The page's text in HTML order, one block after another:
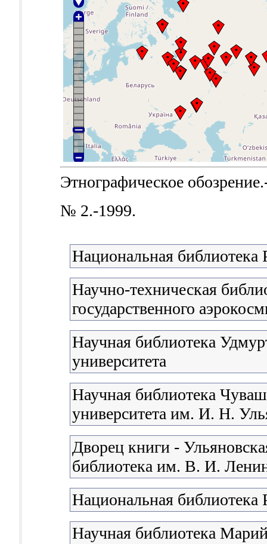
Этнографическое
№ 2.-1999.
Национальная
Научно-техническая
государственного
Научная библиотека
университета
Научная библиотека
университета им. И. Н.
Дворец книги -
библиотека им. В. И.
Национальная библиотека
Научная библиотека